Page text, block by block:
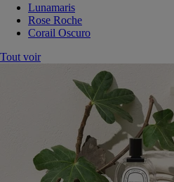
Lunamaris
Rose Roche
Corail Oscuro
Tout voir